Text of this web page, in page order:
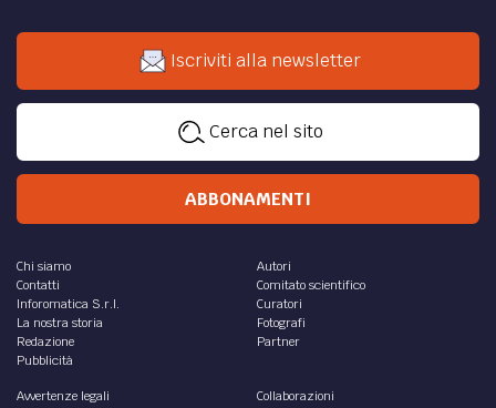
Iscriviti alla newsletter
Cerca nel sito
ABBONAMENTI
Chi siamo
Contatti
Inforomatica S.r.l.
La nostra storia
Redazione
Pubblicità
Autori
Comitato scientifico
Curatori
Fotografi
Partner
Avvertenze legali
Collaborazioni